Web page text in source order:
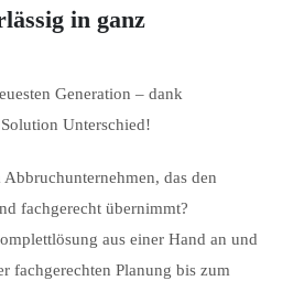
in ganz
Generation – dank
Unterschied!
Abbruchunternehmen, das den
fachgerecht übernimmt?
aus einer Hand an und
fachgerechten Planung bis zum